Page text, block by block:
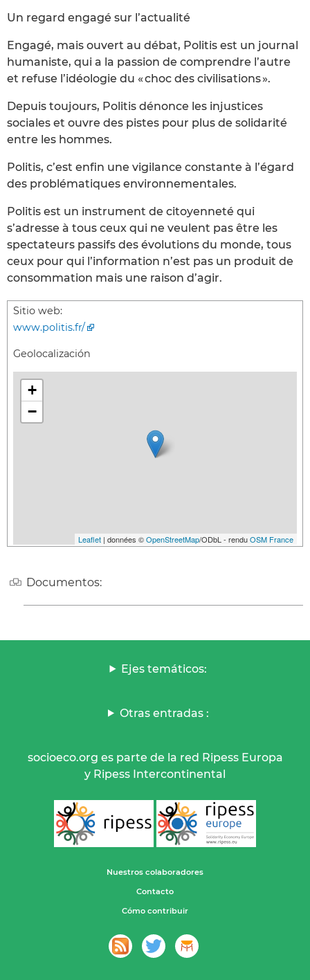
Un regard engagé sur l’actualité
Engagé, mais ouvert au débat, Politis est un journal
humaniste, qui a la passion de comprendre l’autre
et refuse l’idéologie du « choc des civilisations ».
Depuis toujours, Politis dénonce les injustices
sociales et ouvre des pistes pour plus de solidarité
entre les hommes.
Politis, c’est enfin une vigilance constante à l’égard
des problématiques environnementales.
Politis est un instrument de citoyenneté qui
s’adresse à tous ceux qui ne veulent pas être les
spectateurs passifs des évolutions du monde, tous
ceux pour qui l’information n’est pas un produit de
consommation mais une raison d’agir.
Sitio web:
www.politis.fr/
Geolocalización
+
−
Leaflet | données ©OpenStreetMap/ODbL - renduOSM France
Documentos:
Ejes temáticos:
Otras entradas :
socioeco.org es parte de la red Ripess Europa
y Ripess Intercontinental
Nuestros colaboradores
Contacto
Cómo contribuir